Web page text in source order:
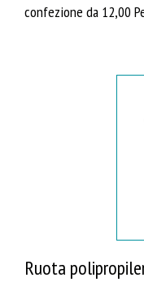
confezione da 12,00
Ruota